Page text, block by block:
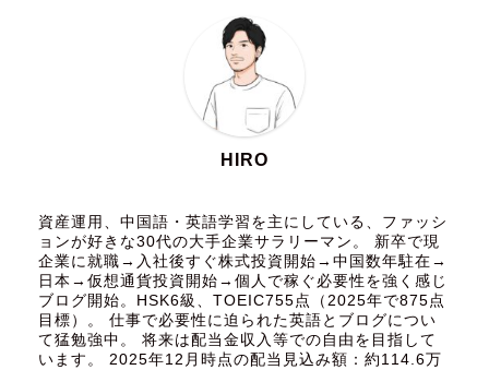
HIRO
資産運用、中国語・英語学習を主にしている、ファッシ
ョンが好きな30代の大手企業サラリーマン。 新卒で現
企業に就職→入社後すぐ株式投資開始→中国数年駐在→
日本→仮想通貨投資開始→個人で稼ぐ必要性を強く感じ
ブログ開始。HSK6級、TOEIC755点（2025年で875点
目標）。 仕事で必要性に迫られた英語とブログについ
て猛勉強中。 将来は配当金収入等での自由を目指して
います。 2025年12月時点の配当見込み額：約114.6万